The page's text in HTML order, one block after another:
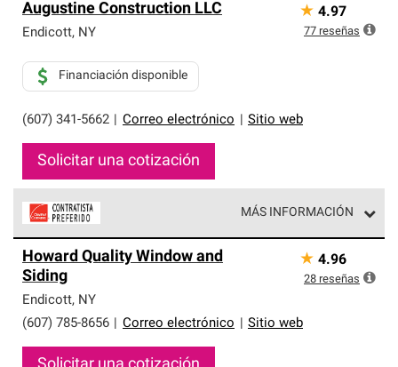
Corning constituyen el nivel superior de nuestra red
exclusiva y cumplen con estándares estrictos de
Solo ellos pueden ofrecer nuestra mejor garantía de
sistemas de techos.
Augustine Construction LLC
Endicott, NY
(607) 341-5662 Correo electrónico Sitio web
Financiación disponible
Solicitar una cotización
★ 4.97
77 reseñas
MÁS INFORMACIÓN
parte de una red exclusiva de profesionales de techos
que cumplen con altos estándares y requisitos estrictos
de profesionalismo y confiabilidad.
Howard Quality Window and
Siding
Endicott, NY
(607) 785-8656
Correo electrónico Sitio web
★ 4.96
28 reseñas